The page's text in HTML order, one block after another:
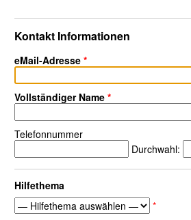
Kontakt Informationen
eMail-Adresse *
Vollständiger Name *
Telefonnummer
Durchwahl:
Hilfethema
*